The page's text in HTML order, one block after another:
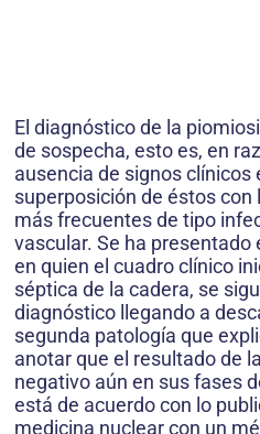
El diagnóstico de la
de sospecha, esto es, en
ausencia de signos
superposición de éstos
más frecuentes de tipo
vascular. Se ha presentado
en quien el cuadro clínico
séptica de la cadera, se
diagnóstico llegando a
segunda patología que
anotar que el resultado de
negativo aún en sus fases
está de acuerdo con lo
medicina nuclear con un